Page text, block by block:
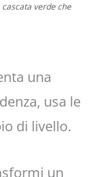
verde che
una
usa le
di livello.
un